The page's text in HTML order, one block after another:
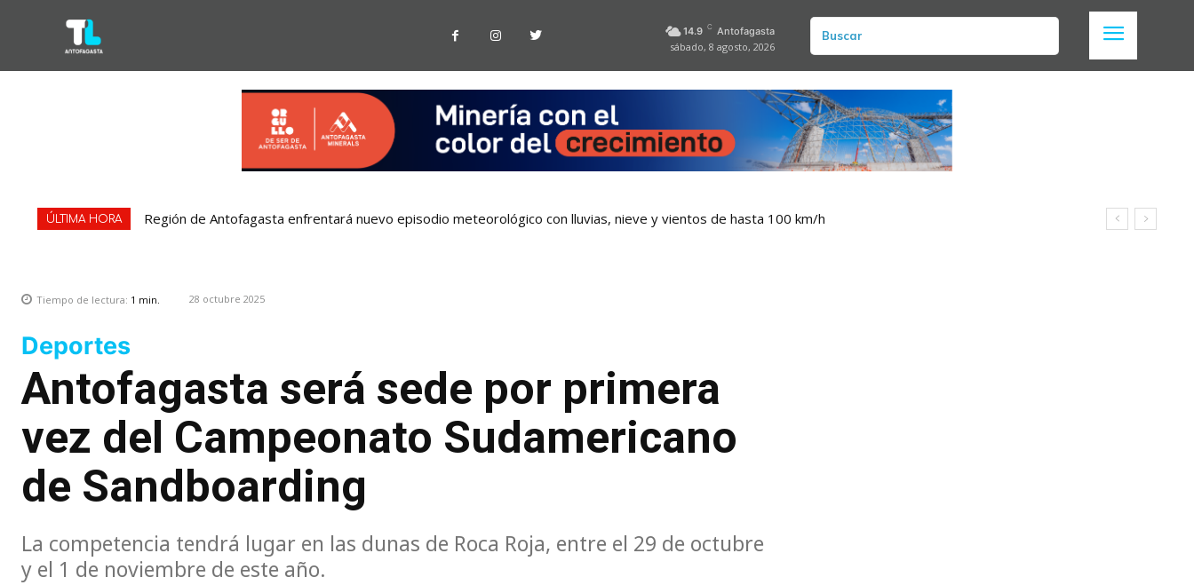
14.9 C Antofagasta
sábado, 8 agosto, 2026
Buscar
ÚLTIMA HORA Región de Antofagasta enfrentará nuevo episodio meteorológico con lluvias, nieve y vientos de hasta 100 km/h
Tiempo de lectura: 1 min. 28 octubre 2025
Deportes
Antofagasta será sede por primera
vez del Campeonato Sudamericano
de Sandboarding
La competencia tendrá lugar en las dunas de Roca Roja, entre el 29 de octubre
y el 1 de noviembre de este año.